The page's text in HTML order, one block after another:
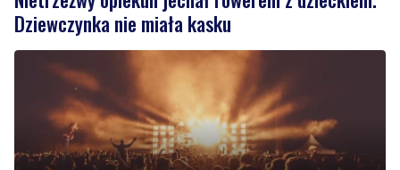
Dziewczynka nie miała kasku